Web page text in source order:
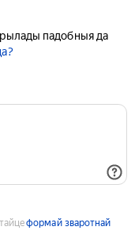
падобныя да
формай зваротнай